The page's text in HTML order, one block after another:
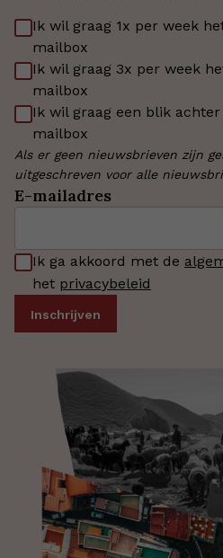
Ik wil graag 1x per week
mailbox
Ik wil graag 3x per week
mailbox
Ik wil graag een blik
mailbox
Als er geen nieuwsbrieven zijn
uitgeschreven voor alle
E-mailadres
Ik ga akkoord met de
het privacybeleid